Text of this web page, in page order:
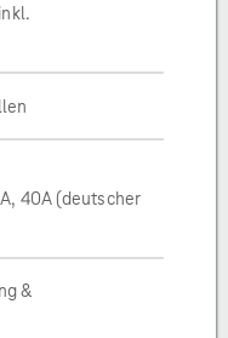
40A (deutscher
&